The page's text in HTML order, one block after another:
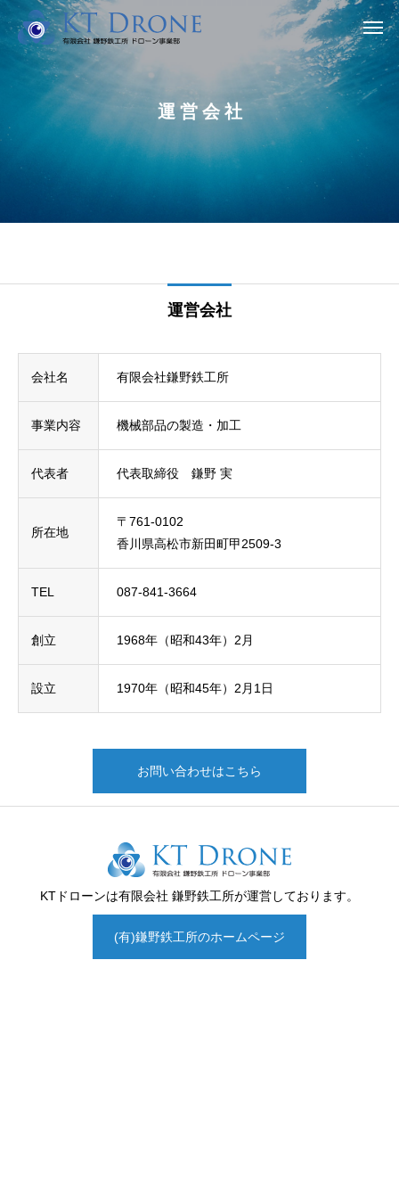
運 営 会 社
運営会社
会社名 有限会社鎌野鉄工所
事業内容 機械部品の製造・加工
代表者 代表取締役 鎌野 実
所在地
〒761-0102
香川県高松市新田町甲2509-3
TEL 087-841-3664
創立 1968年（昭和43年）2月
設立 1970年（昭和45年）2月1日
お問い合わせはこちら
KTドローンは有限会社 鎌野鉄工所が運営しております。
(有)鎌野鉄工所のホームページ